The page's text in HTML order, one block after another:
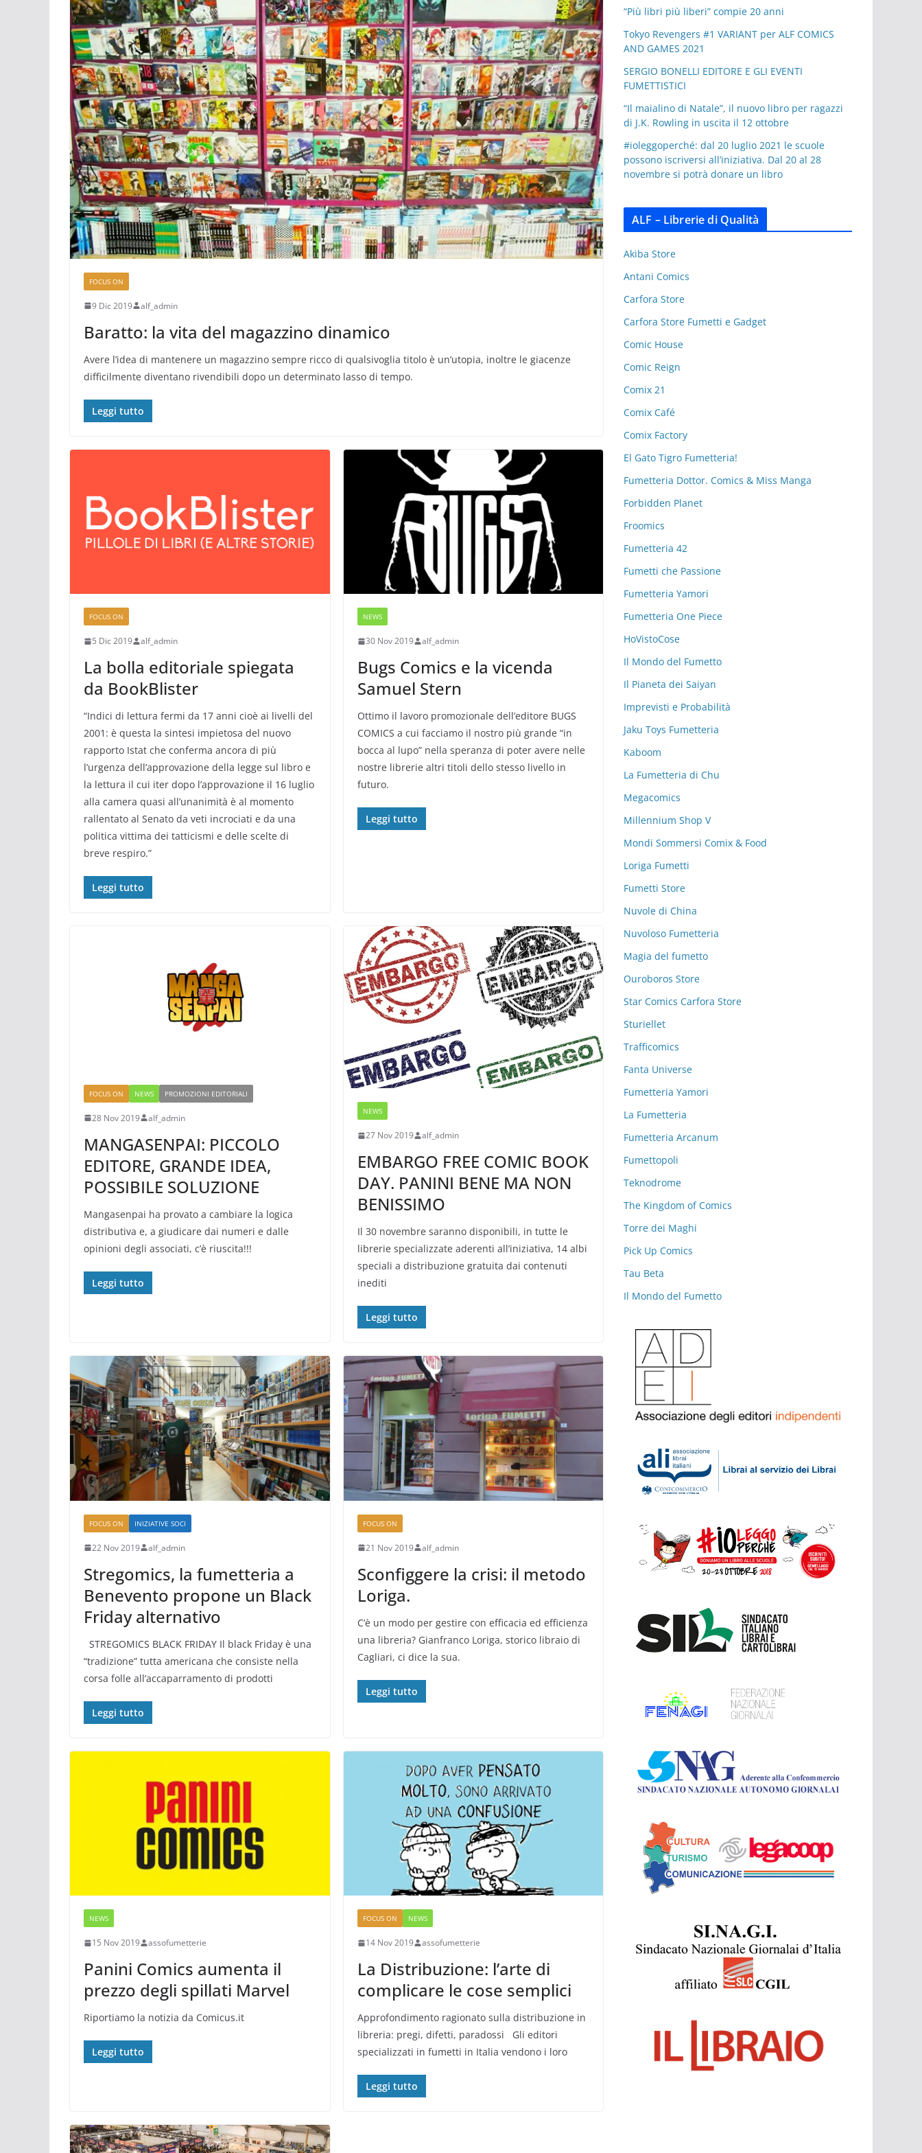
FOCUS ON
9 Dic 2019 alf_admin
Baratto: la vita del magazzino dinamico
Avere l’idea di mantenere un magazzino sempre ricco di qualsivoglia titolo è un’utopia, inoltre le giacenze
difficilmente diventano rivendibili dopo un determinato lasso di tempo.
Leggi tutto
FOCUS ON
5 Dic 2019 alf_admin
La bolla editoriale spiegata
da BookBlister
“Indici di lettura fermi da 17 anni cioè ai livelli del
2001: è questa la sintesi impietosa del nuovo
rapporto Istat che conferma ancora di più
l’urgenza dell’approvazione della legge sul libro e
la lettura il cui iter dopo l’approvazione il 16 luglio
alla camera quasi all’unanimità è al momento
rallentato al Senato da veti incrociati e da una
politica vittima dei tatticismi e delle scelte di
breve respiro.”
Leggi tutto
NEWS
30 Nov 2019 alf_admin
Bugs Comics e la vicenda
Samuel Stern
Ottimo il lavoro promozionale dell’editore BUGS
COMICS a cui facciamo il nostro più grande “in
bocca al lupo” nella speranza di poter avere nelle
nostre librerie altri titoli dello stesso livello in
futuro.
Leggi tutto
FOCUS ON NEWS PROMOZIONI EDITORIALI
28 Nov 2019 alf_admin
MANGASENPAI: PICCOLO
EDITORE, GRANDE IDEA,
POSSIBILE SOLUZIONE
Mangasenpai ha provato a cambiare la logica
distributiva e, a giudicare dai numeri e dalle
opinioni degli associati, c’è riuscita!!!
Leggi tutto
NEWS
27 Nov 2019 alf_admin
EMBARGO FREE COMIC BOOK
DAY. PANINI BENE MA NON
BENISSIMO
Il 30 novembre saranno disponibili, in tutte le
librerie specializzate aderenti all’iniziativa, 14 albi
speciali a distribuzione gratuita dai contenuti
inediti
Leggi tutto
FOCUS ON INIZIATIVE SOCI
22 Nov 2019 alf_admin
Stregomics, la fumetteria a
Benevento propone un Black
Friday alternativo
STREGOMICS BLACK FRIDAY Il black Friday è una
“tradizione” tutta americana che consiste nella
corsa folle all’accaparramento di prodotti
Leggi tutto
FOCUS ON
21 Nov 2019 alf_admin
Sconfiggere la crisi: il metodo
Loriga.
C’è un modo per gestire con efficacia ed efficienza
una libreria? Gianfranco Loriga, storico libraio di
Cagliari, ci dice la sua.
Leggi tutto
NEWS
15 Nov 2019 assofumetterie
Panini Comics aumenta il
prezzo degli spillati Marvel
Riportiamo la notizia da Comicus.it
Leggi tutto
FOCUS ON NEWS
14 Nov 2019 assofumetterie
La Distribuzione: l’arte di
complicare le cose semplici
Approfondimento ragionato sulla distribuzione in
libreria: pregi, difetti, paradossi Gli editori
specializzati in fumetti in Italia vendono i loro
Leggi tutto
“Più libri più liberi” compie 20 anni
Tokyo Revengers #1 VARIANT per ALF COMICS
AND GAMES 2021
SERGIO BONELLI EDITORE E GLI EVENTI
FUMETTISTICI
“Il maialino di Natale”, il nuovo libro per ragazzi
di J.K. Rowling in uscita il 12 ottobre
#ioleggoperché: dal 20 luglio 2021 le scuole
possono iscriversi all’iniziativa. Dal 20 al 28
novembre si potrà donare un libro
ALF – Librerie di Qualità
Akiba Store
Antani Comics
Carfora Store
Carfora Store Fumetti e Gadget
Comic House
Comic Reign
Comix 21
Comix Café
Comix Factory
El Gato Tigro Fumetteria!
Fumetteria Dottor. Comics & Miss Manga
Forbidden Planet
Froomics
Fumetteria 42
Fumetti che Passione
Fumetteria Yamori
Fumetteria One Piece
HoVistoCose
Il Mondo del Fumetto
Il Pianeta dei Saiyan
Imprevisti e Probabilità
Jaku Toys Fumetteria
Kaboom
La Fumetteria di Chu
Megacomics
Millennium Shop V
Mondi Sommersi Comix & Food
Loriga Fumetti
Fumetti Store
Nuvole di China
Nuvoloso Fumetteria
Magia del fumetto
Ouroboros Store
Star Comics Carfora Store
Sturiellet
Trafficomics
Fanta Universe
Fumetteria Yamori
La Fumetteria
Fumetteria Arcanum
Fumettopoli
Teknodrome
The Kingdom of Comics
Torre dei Maghi
Pick Up Comics
Tau Beta
Il Mondo del Fumetto